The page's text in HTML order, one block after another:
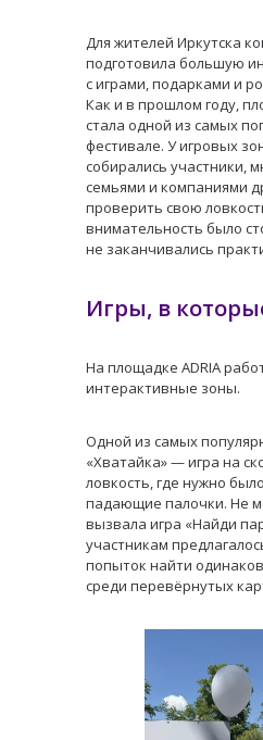
Для жителей Иркутска
подготовила большую
с играми, подарками и
Как и в прошлом году,
стала одной из самых
фестивале. У игровых
собирались участники,
семьями и компаниями
проверить свою
внимательность было
не заканчивались
Игры, в
На площадке ADRIA
интерактивные зоны.
Одной из самых
«Хватайка» — игра на
ловкость, где нужно
падающие палочки. Не
вызвала игра «Найди
участникам
попыток найти
среди перевёрнутых